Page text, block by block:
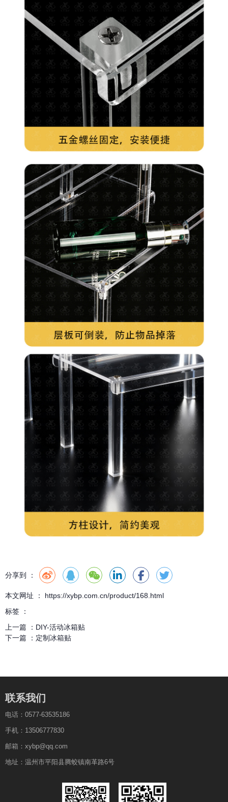
分享到 ：
本文网址 ： https://xybp.com.cn/product/168.html
标签 ：
上一篇 ： DIY-活动冰箱贴
下一篇 ： 定制冰箱贴
联系我们
电话：0577-63535186
手机：13506777830
邮箱：xybp@qq.com
地址：温州市平阳县腾蛟镇南革路6号